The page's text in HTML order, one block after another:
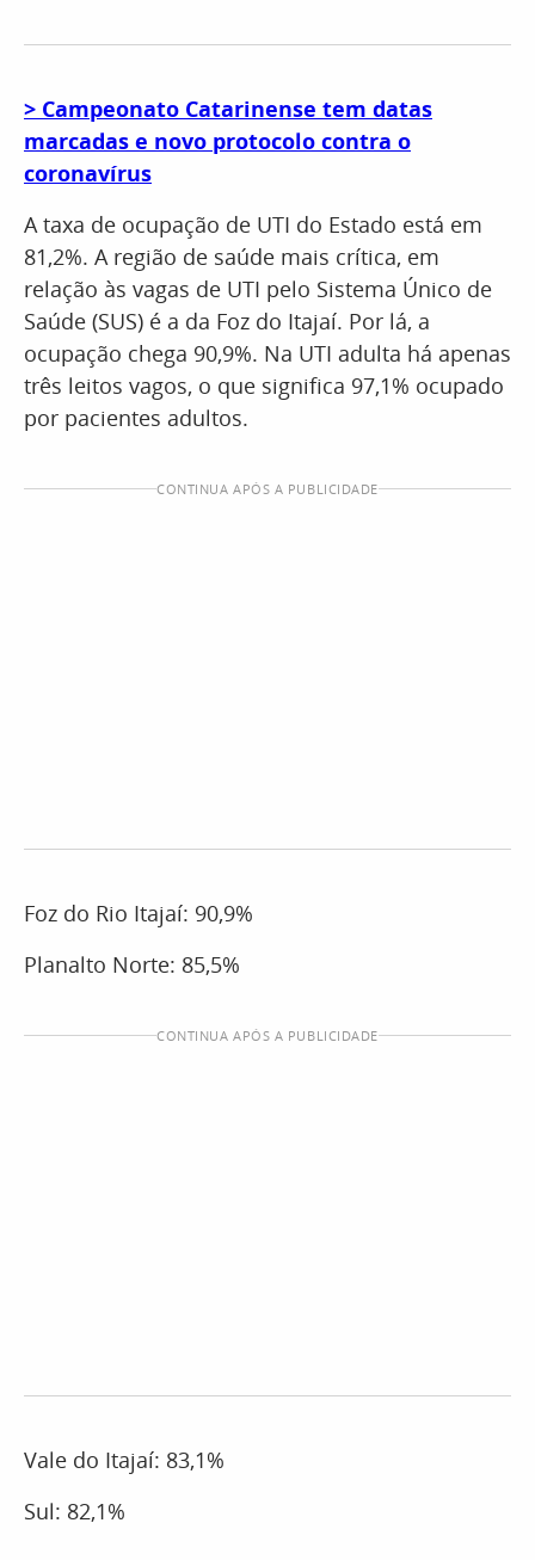
> Campeonato Catarinense tem datas
marcadas e novo protocolo contra o
coronavírus
A taxa de ocupação de UTI do Estado está em
81,2%. A região de saúde mais crítica, em
relação às vagas de UTI pelo Sistema Único de
Saúde (SUS) é a da Foz do Itajaí. Por lá, a
ocupação chega 90,9%. Na UTI adulta há apenas
três leitos vagos, o que significa 97,1% ocupado
por pacientes adultos.
CONTINUA APÓS A PUBLICIDADE
Foz do Rio Itajaí: 90,9%
Planalto Norte: 85,5%
CONTINUA APÓS A PUBLICIDADE
Vale do Itajaí: 83,1%
Sul: 82,1%